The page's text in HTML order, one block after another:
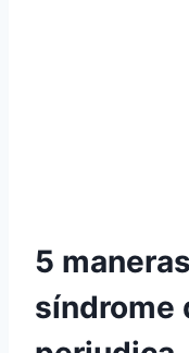
5
síndrome